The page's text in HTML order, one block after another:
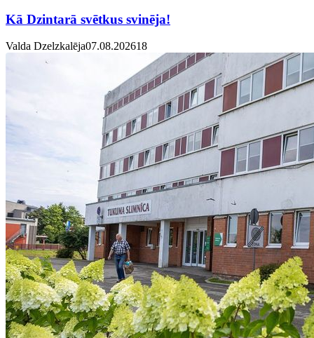
Kā Dzintarā svētkus svinēja!
Valda Dzelzkalēja07.08.202618